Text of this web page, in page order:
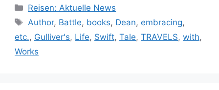
Kategorien
Reisen: Aktuelle News
Schlagwörter
Author, Battle, books, Dean, embracing,
etc., Gulliver's, Life, Swift, Tale, TRAVELS, with,
Works